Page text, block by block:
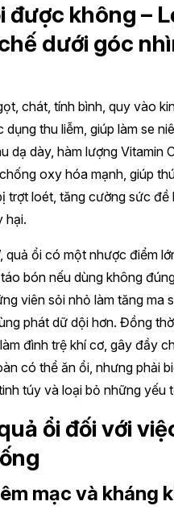
được không –
dưới góc
chát, tính bình, quy vào
thu liễm, giúp làm se
dạ dày, hàm lượng Vitamin
oxy hóa mạnh, giúp
trợt loét, tăng cường sức đề
hại.
quả ổi có một nhược điểm
bón nếu dùng không
viên sỏi nhỏ làm tăng ma
phát dữ dội hơn. Đồng
đình trệ khí cơ, gây đầy
có thể ăn ổi, nhưng phải
túy và loại bỏ những yếu
ổi đối với
mạc và kháng